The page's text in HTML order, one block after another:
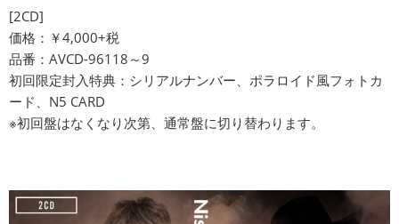
[2CD]
価格：￥4,000+税
品番：AVCD-96118～9
初回限定封入特典：シリアルナンバー、ポラロイド風フォトカ
ード、N5 CARD
※初回盤はなくなり次第、通常盤に切り替わります。